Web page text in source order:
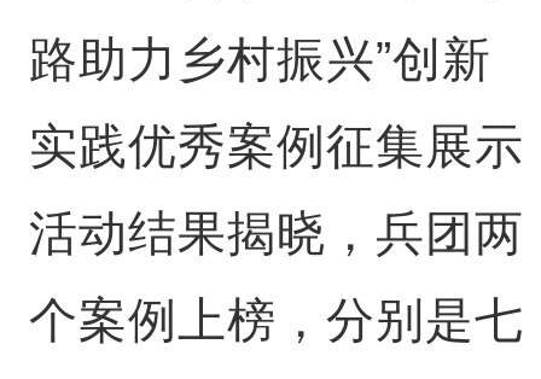
路助力乡村振兴”创新
实践优秀案例征集展示
活动结果揭晓，兵团两
个案例上榜，分别是七